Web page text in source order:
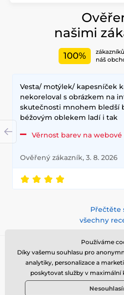
našimi
100%
náš
Vesta/ motýlek/ kapesníček
nekoreloval s obrázkem na
skutečnosti mnohem bledší
béžovým oblekem ladí i tak
Věrnost barev na webové
Ověřený zákazník, 3. 8. 2026
Přečtěte
všechny
Přihlaste se do newsletteru
Zde napište váš e-mail
údaje jsou u nás v bezpečía
Používáme
Díky vašemu souhlasu pro
analytiky, personalizace a
poskytovat služby v maximální